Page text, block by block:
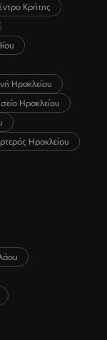
Κρήτης
Ηρακλείου
Ηρακλείου
Ηρακλείου